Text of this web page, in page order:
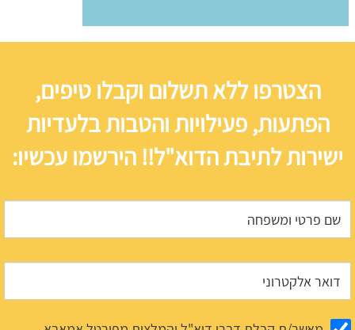
הצטרפו ללא תשלום וקבלו טיפים,
הפתעות, פעילויות והטבות בלעדיות
ישירות לתיבת הדוא"ל!! הירשמו עכשיו: